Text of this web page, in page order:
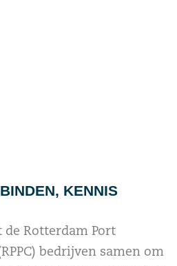
KENNIS
de Rotterdam Port
bedrijven samen om